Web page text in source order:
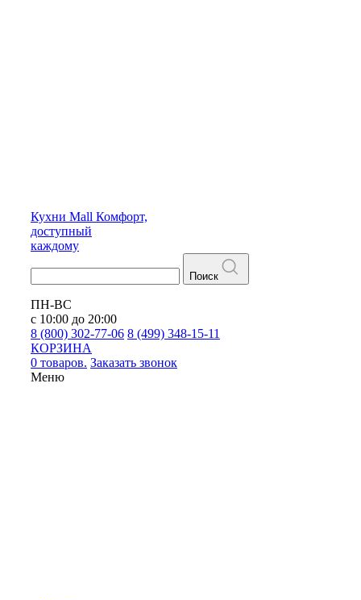
Кухни Mall Комфорт,
доступный
каждому
Поиск
ПН-ВС
с 10:00 до 20:00
8 (800) 302-77-06 8 (499) 348-15-11
КОРЗИНА
0 товаров. Заказать звонок
Меню